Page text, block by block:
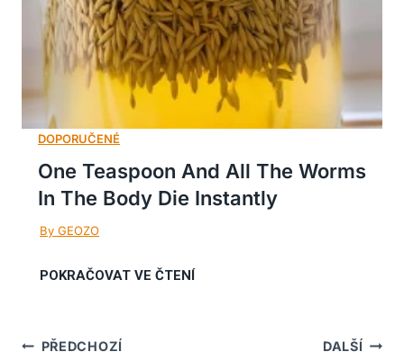
One Teaspoon And All The Worms
In The Body Die Instantly
Navigace
PŘEDCHOZÍ DALŠÍ